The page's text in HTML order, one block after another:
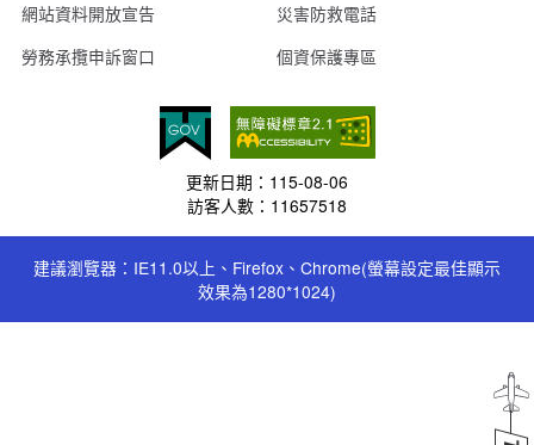
網站資料開放宣告
災害防救電話
勞務承攬申訴窗口
個資保護專區
更新日期： 115-08-06
訪客人數： 11657518
建議瀏覽器：IE11.0以上、Firefox、Chrome(螢幕設定最佳顯示
效果為1280*1024)